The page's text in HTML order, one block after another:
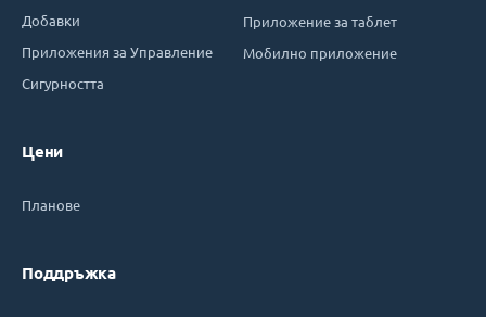
Добавки
Приложения за Управление
Сигурността
Цени
Планове
Поддръжка
Приложение за таблет
Мобилно приложение